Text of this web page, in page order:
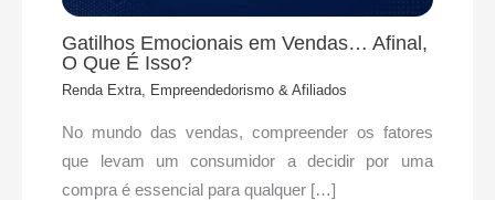
Gatilhos Emocionais em Vendas… Afinal,
O Que É Isso?
Renda Extra, Empreendedorismo & Afiliados
No mundo das vendas, compreender os fatores
que levam um consumidor a decidir por uma
compra é essencial para qualquer […]